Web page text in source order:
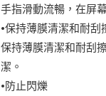
手指滑動流暢，在屏
•保持薄膜清潔和耐刮
保持薄膜清潔和耐刮
潔。
•防止閃爍